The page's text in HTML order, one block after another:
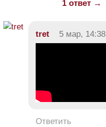
1 ответ →
tret 5 мар, 14:38
Ответить